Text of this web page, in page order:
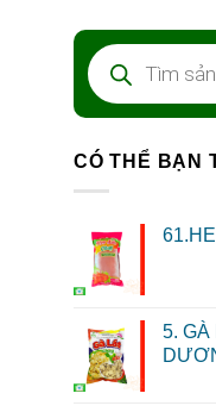
Tìm
kiếm
sản
phẩm
CÓ THỂ BẠN
5. GÀ